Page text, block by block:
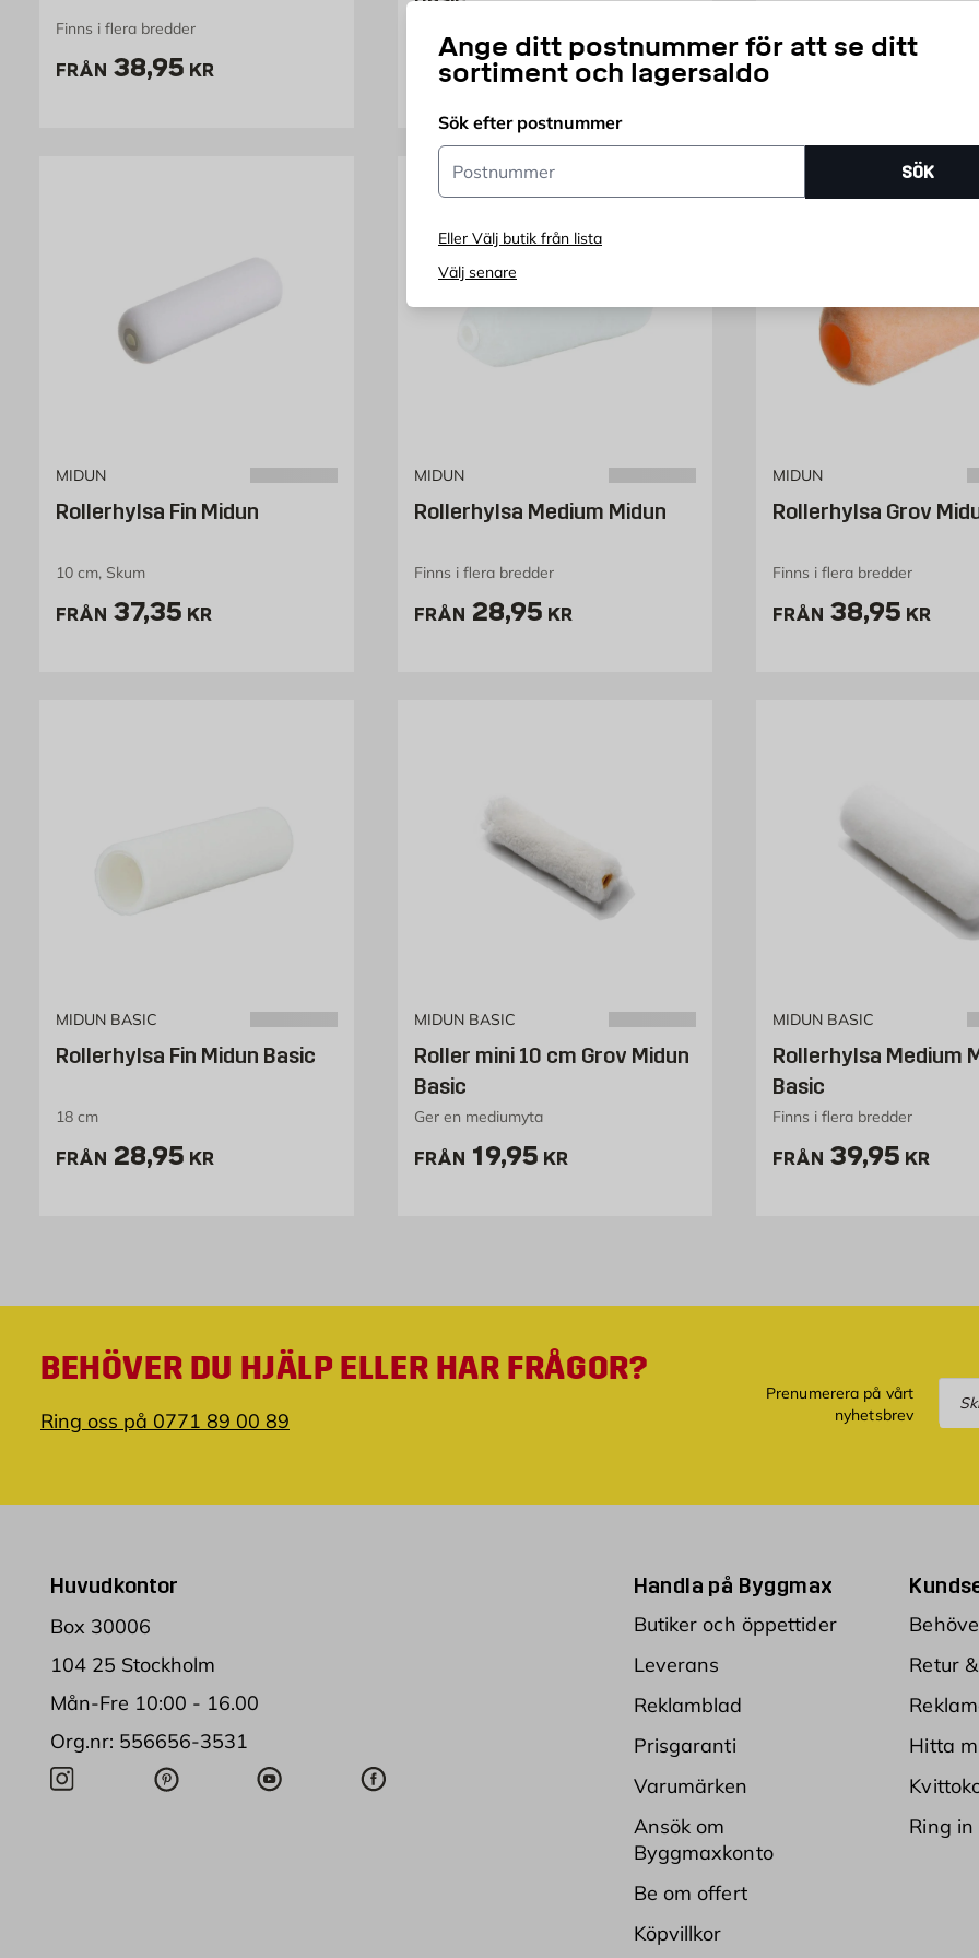
Ange ditt postnummer för att se ditt
sortiment och lagersaldo
Sök efter postnummer
Postnummer
SÖK
Eller Välj butik från lista
Välj senare
Finns i flera bredder
FRÅN Pris 38.95 kr
38,95 KR FRÅN Pris 19.95 kr
19,95KR Pris 199 kr
MIDUN
Rollerhylsa Fin Midun
10 cm, Skum
FRÅN Pris 37.35 kr
37,35 KR
MIDUN
Rollerhylsa Medium Midun
Finns i flera bredder
FRÅN Pris 28.95 kr
28,95 KR
MIDUN
Rollerhylsa Grov
Finns i flera bredder
FRÅN Pris 38.95 kr
38,95 KR
MIDUN BASIC
Rollerhylsa Fin Midun Basic
18 cm
FRÅN Pris 28.95 kr
28,95 KR
MIDUN BASIC
Roller mini 10 cm Grov Midun
Basic
Ger en mediumyta
FRÅN Pris 19.95 kr
19,95 KR
MIDUN BASIC
Rollerhylsa Medium
Basic
Finns i flera bredder
FRÅN Pris 39.95 kr
39,95 KR
BEHÖVER DU HJÄLP ELLER HAR FRÅGOR?
Ring oss på 0771 89 00 89
Prenumerera på vårt
nyhetsbrev
Huvudkontor
Box 30006
104 25 Stockholm
Mån-Fre 10:00 - 16.00
Org.nr: 556656-3531
Handla på Byggmax
Butiker och öppettider
Leverans
Reklamblad
Prisgaranti
Varumärken
Ansök om
Byggmaxkonto
Be om offert
Köpvillkor
Retur
Hitta
Ring